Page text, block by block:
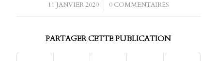
11 JANVIER 2020
/ 0 COMMENTAIRES
PARTAGER CETTE PUBLICATION